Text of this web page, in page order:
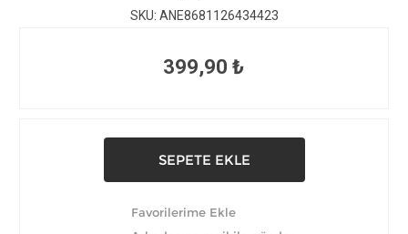
SKU: ANE8681126434423
399,90 ₺